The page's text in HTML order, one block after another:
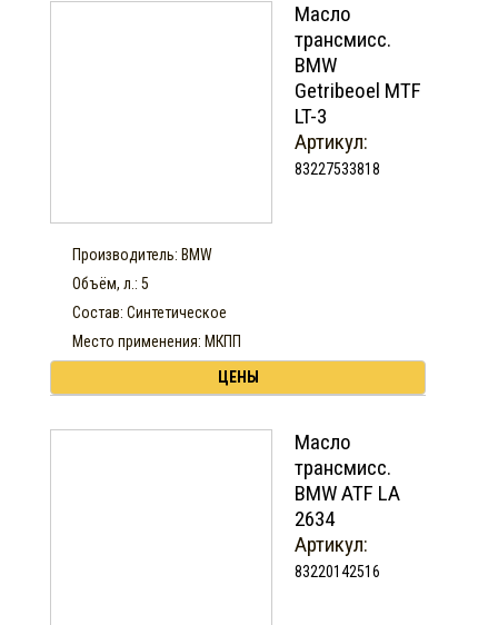
Масло
трансмисс.
BMW
Getribeoel MTF
LT-3
Артикул:
83227533818
Производитель: BMW
Объём, л.: 5
Состав: Синтетическое
Место применения: МКПП
ЦЕНЫ
Масло
трансмисс.
BMW ATF LA
2634
Артикул:
83220142516